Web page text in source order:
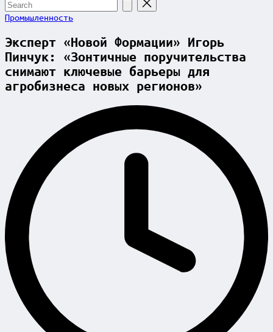
for:
Posted
Промышленность
Эксперт «Новой Формации» Игорь
Пинчук: «Зонтичные поручительства
снимают ключевые барьеры для
агробизнеса новых регионов»